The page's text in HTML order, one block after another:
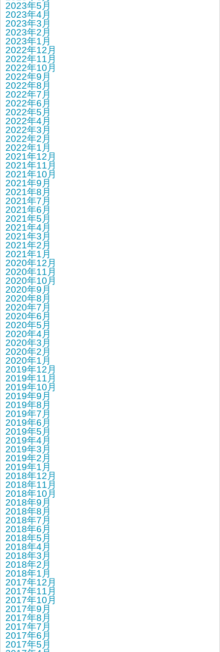
2023年5月
2023年4月
2023年3月
2023年2月
2023年1月
2022年12月
2022年11月
2022年10月
2022年9月
2022年8月
2022年7月
2022年6月
2022年5月
2022年4月
2022年3月
2022年2月
2022年1月
2021年12月
2021年11月
2021年10月
2021年9月
2021年8月
2021年7月
2021年6月
2021年5月
2021年4月
2021年3月
2021年2月
2021年1月
2020年12月
2020年11月
2020年10月
2020年9月
2020年8月
2020年7月
2020年6月
2020年5月
2020年4月
2020年3月
2020年2月
2020年1月
2019年12月
2019年11月
2019年10月
2019年9月
2019年8月
2019年7月
2019年6月
2019年5月
2019年4月
2019年3月
2019年2月
2019年1月
2018年12月
2018年11月
2018年10月
2018年9月
2018年8月
2018年7月
2018年6月
2018年5月
2018年4月
2018年3月
2018年2月
2018年1月
2017年12月
2017年11月
2017年10月
2017年9月
2017年8月
2017年7月
2017年6月
2017年5月